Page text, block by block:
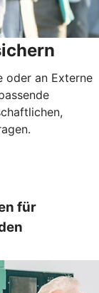
oder an Externe
für